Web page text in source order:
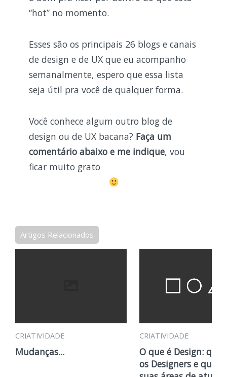
“hot” no momento.
Esses são os principais 26 blogs e canais
de design e de UX que eu acompanho
semanalmente, espero que essa lista
seja útil pra você de qualquer forma.
Você conhece algum outro blog de
design ou de UX bacana? Faça um
comentário abaixo e me indique, vou
ficar muito grato
Artigos Relacionados
CRIATIVIDADE
Mudanças...
CRIATIVIDADE
O que é Design:
os Designers e quais